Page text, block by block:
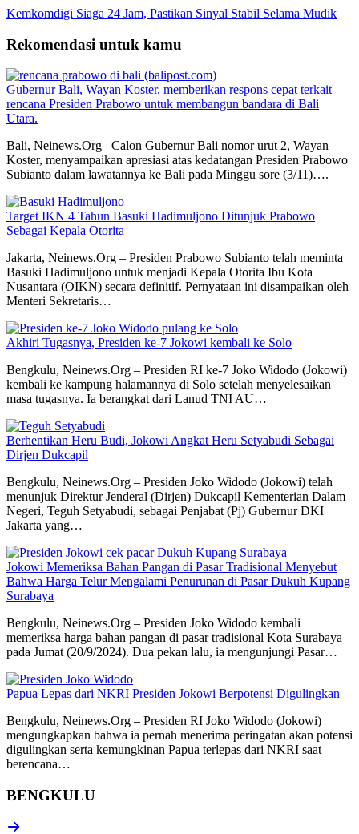
Kemkomdigi Siaga 24 Jam, Pastikan Sinyal Stabil Selama Mudik
Rekomendasi untuk kamu
Gubernur Bali, Wayan Koster, memberikan respons cepat terkait
rencana Presiden Prabowo untuk membangun bandara di Bali
Utara.
Bali, Neinews.Org –Calon Gubernur Bali nomor urut 2, Wayan
Koster, menyampaikan apresiasi atas kedatangan Presiden Prabowo
Subianto dalam lawatannya ke Bali pada Minggu sore (3/11)….
Target IKN 4 Tahun Basuki Hadimuljono Ditunjuk Prabowo
Sebagai Kepala Otorita
Jakarta, Neinews.Org – Presiden Prabowo Subianto telah meminta
Basuki Hadimuljono untuk menjadi Kepala Otorita Ibu Kota
Nusantara (OIKN) secara definitif. Pernyataan ini disampaikan oleh
Menteri Sekretaris…
Akhiri Tugasnya, Presiden ke-7 Jokowi kembali ke Solo
Bengkulu, Neinews.Org – Presiden RI ke-7 Joko Widodo (Jokowi)
kembali ke kampung halamannya di Solo setelah menyelesaikan
masa tugasnya. Ia berangkat dari Lanud TNI AU…
Berhentikan Heru Budi, Jokowi Angkat Heru Setyabudi Sebagai
Dirjen Dukcapil
Bengkulu, Neinews.Org – Presiden Joko Widodo (Jokowi) telah
menunjuk Direktur Jenderal (Dirjen) Dukcapil Kementerian Dalam
Negeri, Teguh Setyabudi, sebagai Penjabat (Pj) Gubernur DKI
Jakarta yang…
Jokowi Memeriksa Bahan Pangan di Pasar Tradisional Menyebut
Bahwa Harga Telur Mengalami Penurunan di Pasar Dukuh Kupang
Surabaya
Bengkulu, Neinews.Org – Presiden Joko Widodo kembali
memeriksa harga bahan pangan di pasar tradisional Kota Surabaya
pada Jumat (20/9/2024). Dua pekan lalu, ia mengunjungi Pasar…
Papua Lepas dari NKRI Presiden Jokowi Berpotensi Digulingkan
Bengkulu, Neinews.Org – Presiden RI Joko Widodo (Jokowi)
mengungkapkan bahwa ia pernah menerima peringatan akan potensi
digulingkan serta kemungkinan Papua terlepas dari NKRI saat
berencana…
BENGKULU